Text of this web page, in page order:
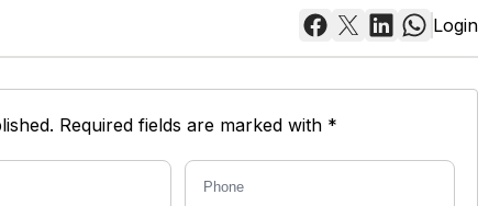
Login
Required fields are marked with *